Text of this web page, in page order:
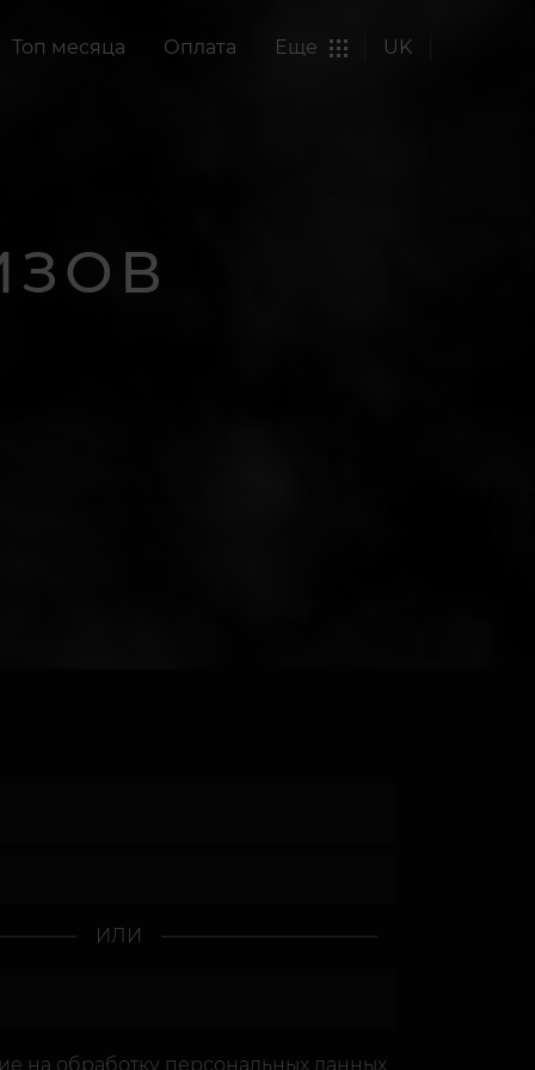
Топ месяца Оплата Еще UK
ИЛИ
на обработку персональных данных